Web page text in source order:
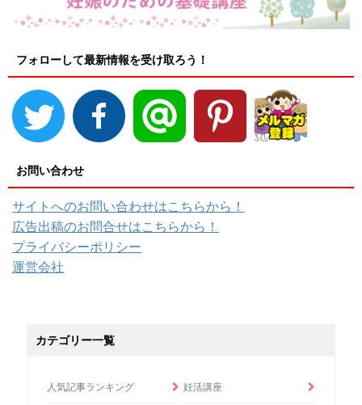
フォローして最新情報を受け取ろう！
お問い合わせ
サイトへのお問い合わせはこちらから！
広告出稿のお問合せはこちらから！
プライバシーポリシー
運営会社
カテゴリー一覧
人気記事ランキング 妊活講座